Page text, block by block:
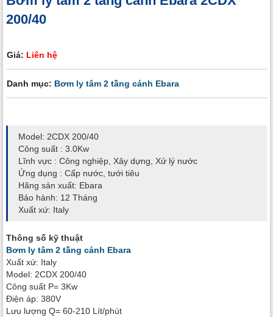
200/40
Giá: Liên hệ
Danh mục: Bơm ly tâm 2 tầng cánh Ebara
Model: 2CDX 200/40
Công suất : 3.0Kw
Lĩnh vực : Công nghiệp, Xây dựng, Xử lý nước
Ứng dụng : Cấp nước, tưới tiêu
Hãng sản xuất: Ebara
Bảo hành: 12 Tháng
Xuất xứ: Italy
Thông số kỹ thuật
Bơm ly tâm 2 tầng cánh Ebara
Xuất xứ: Italy
Model: 2CDX 200/40
Công suất P= 3Kw
Điện áp: 380V
Lưu lượng Q= 60-210 Lít/phút